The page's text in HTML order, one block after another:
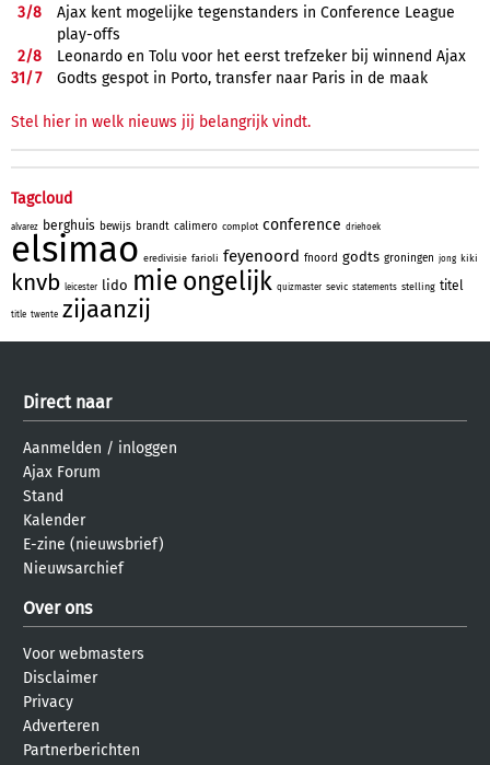
3/8
Ajax kent mogelijke tegenstanders in Conference League
play-offs
2/8
Leonardo en Tolu voor het eerst trefzeker bij winnend Ajax
31/7 Godts gespot in Porto, transfer naar Paris in de maak
Stel hier in welk nieuws jij belangrijk vindt.
Tagcloud
alvarez berghuis bewijs brandt calimero complot conference driehoek
elsimao eredivisie farioli feyenoord fnoord godts groningen jong kiki
knvb leicester lido mie ongelijk quizmaster sevic statements stelling titel
title twente zijaanzij
Direct naar
Aanmelden / inloggen
Ajax Forum
Stand
Kalender
E-zine (nieuwsbrief)
Nieuwsarchief
Over ons
Voor webmasters
Disclaimer
Privacy
Adverteren
Partnerberichten